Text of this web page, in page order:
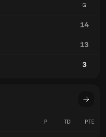
G
14
13
3
P TD PTE